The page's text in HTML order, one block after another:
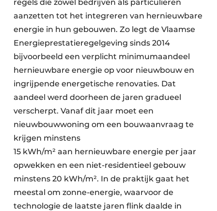
regels die zowel bedrijven als particulieren
aanzetten tot het integreren van hernieuwbare
energie in hun gebouwen. Zo legt de Vlaamse
Energieprestatie­regelgeving sinds 2014
bijvoorbeeld een verplicht minimumaandeel
hernieuwbare energie op voor nieuwbouw en
ingrijpende energetische renovaties. Dat
aandeel werd doorheen de jaren gradueel
verscherpt. Vanaf dit jaar moet een
nieuwbouwwoning om een bouwaanvraag te
krijgen minstens
15 kWh/m² aan hernieuwbare energie per jaar
opwekken en een niet-residentieel gebouw
minstens 20 kWh/m². In de praktijk gaat het
meestal om zonne-energie, waarvoor de
technologie de laatste jaren flink daalde in